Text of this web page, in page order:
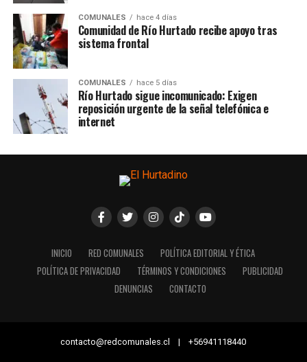
COMUNALES hace 4 días
Comunidad de Río Hurtado recibe apoyo tras
sistema frontal
COMUNALES hace 5 días
Río Hurtado sigue incomunicado: Exigen
reposición urgente de la señal telefónica e
internet
INICIO RED COMUNALES
POLÍTICA EDITORIAL Y ÉTICA
POLÍTICA DE PRIVACIDAD
TÉRMINOS Y CONDICIONES
PUBLICIDAD
DENUNCIAS
CONTACTO
contacto@redcomunales.cl | +56941118440